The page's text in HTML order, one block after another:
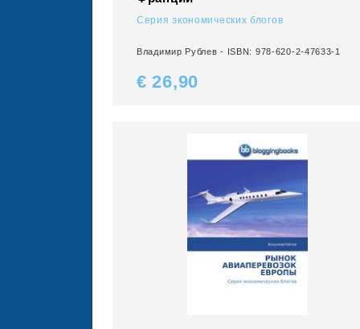
Серия экономических блогов
Владимир Рублев - ISBN: 978-620-2-47633-1
€ 26,90